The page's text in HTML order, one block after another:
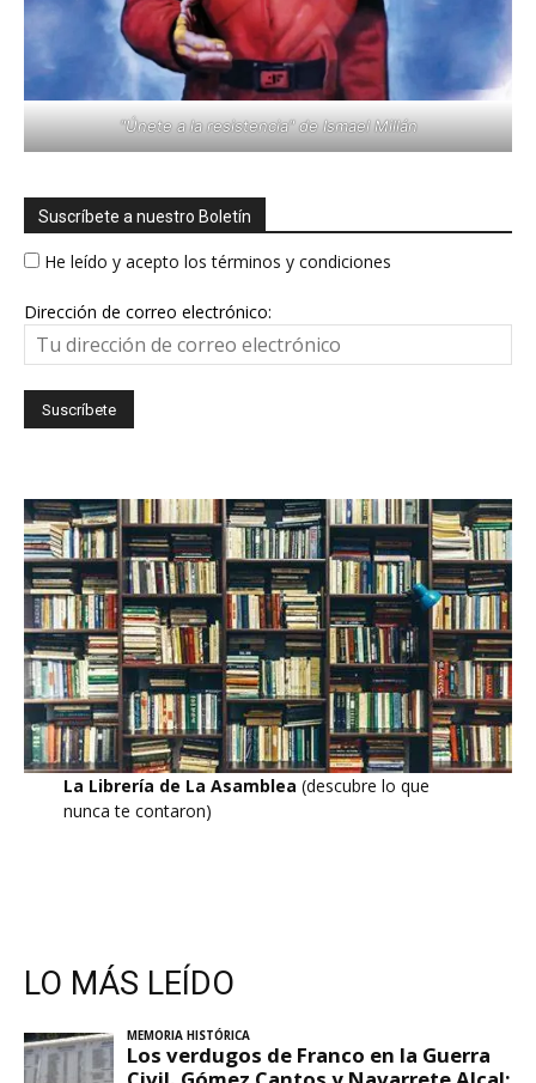
"Únete a la resistencia" de Ismael Millán
Suscríbete a nuestro Boletín
He leído y acepto los términos y condiciones
Dirección de correo electrónico:
La Librería de La Asamblea (descubre lo que
nunca te contaron)
LO MÁS LEÍDO